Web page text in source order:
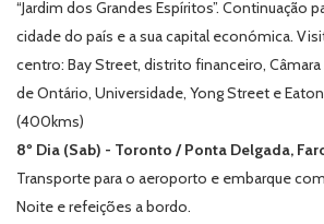
“Jardim dos Grandes Espíritos”. Continuação
cidade do país e a sua capital económica.
centro: Bay Street, distrito financeiro,
de Ontário, Universidade, Yong Street e
(400kms)
8º Dia (Sab) - Toronto / Ponta Delgada,
Transporte para o aeroporto e embarque
Noite e refeições a bordo.